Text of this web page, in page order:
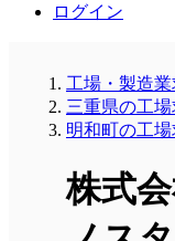
ログイン
工場・製造業
三重県の工場
明和町の工場
株式